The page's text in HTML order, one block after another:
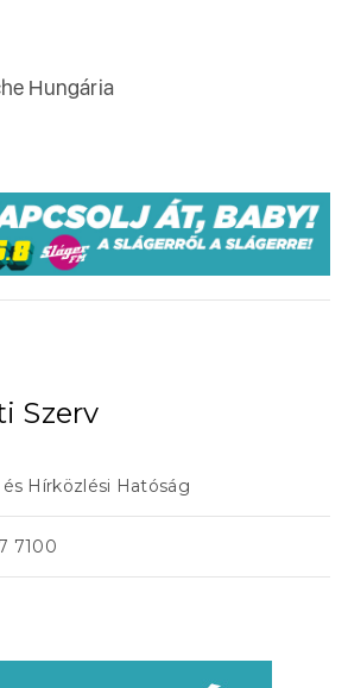
Hungária
Szerv
Hírközlési Hatóság
7100